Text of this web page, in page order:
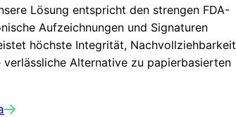
Lösung entspricht den strengen FDA-
Aufzeichnungen und Signaturen
höchste Integrität, Nachvollziehbarkeit
verlässliche Alternative zu papierbasierten